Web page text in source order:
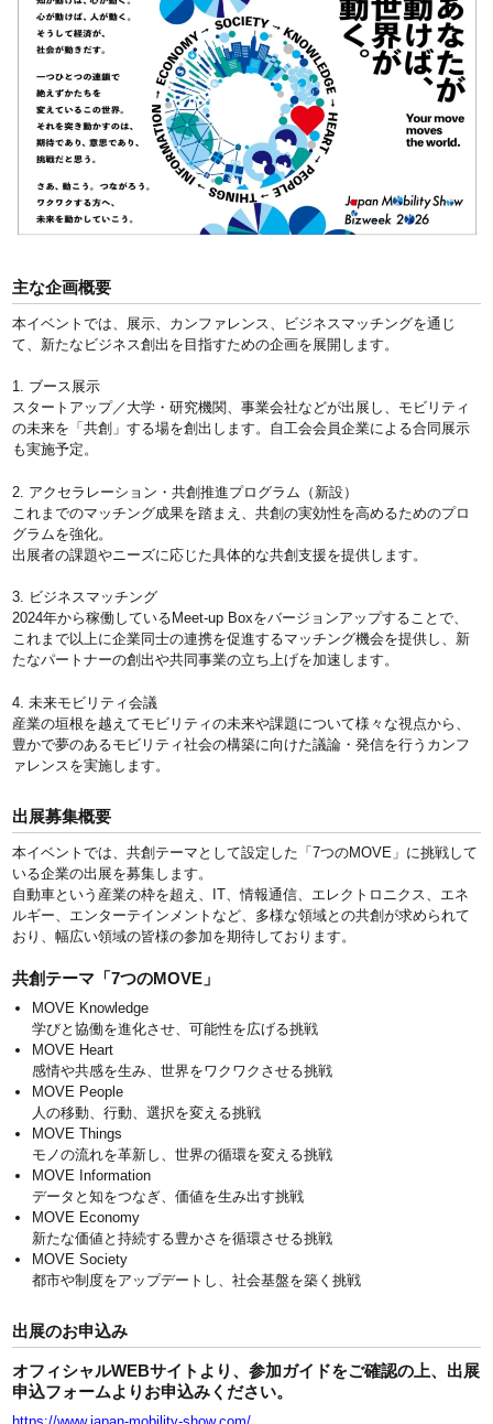
主な企画概要
本イベントでは、展示、カンファレンス、ビジネスマッチングを通じ
て、新たなビジネス創出を目指すための企画を展開します。
1. ブース展示
スタートアップ／大学・研究機関、事業会社などが出展し、モビリティ
の未来を「共創」する場を創出します。自工会会員企業による合同展示
も実施予定。
2. アクセラレーション・共創推進プログラム（新設）
これまでのマッチング成果を踏まえ、共創の実効性を高めるためのプロ
グラムを強化。
出展者の課題やニーズに応じた具体的な共創支援を提供します。
3. ビジネスマッチング
2024年から稼働しているMeet-up Boxをバージョンアップすることで、
これまで以上に企業同士の連携を促進するマッチング機会を提供し、新
たなパートナーの創出や共同事業の立ち上げを加速します。
4. 未来モビリティ会議
産業の垣根を越えてモビリティの未来や課題について様々な視点から、
豊かで夢のあるモビリティ社会の構築に向けた議論・発信を行うカンフ
ァレンスを実施します。
出展募集概要
本イベントでは、共創テーマとして設定した「7つのMOVE」に挑戦して
いる企業の出展を募集します。
自動車という産業の枠を超え、IT、情報通信、エレクトロニクス、エネ
ルギー、エンターテインメントなど、多様な領域との共創が求められて
おり、幅広い領域の皆様の参加を期待しております。
共創テーマ「7つのMOVE」
MOVE Knowledge
学びと協働を進化させ、可能性を広げる挑戦
MOVE Heart
感情や共感を生み、世界をワクワクさせる挑戦
MOVE People
人の移動、行動、選択を変える挑戦
MOVE Things
モノの流れを革新し、世界の循環を変える挑戦
MOVE Information
データと知をつなぎ、価値を生み出す挑戦
MOVE Economy
新たな価値と持続する豊かさを循環させる挑戦
MOVE Society
都市や制度をアップデートし、社会基盤を築く挑戦
出展のお申込み
オフィシャルWEBサイトより、参加ガイドをご確認の上、出展
申込フォームよりお申込みください。